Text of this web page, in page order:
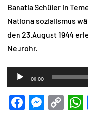
Banatia Schüler in
Nationalsozialismus
den 23.August 1944
Neurohr.
Audio-
Player
00:00